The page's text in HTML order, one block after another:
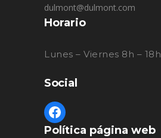
dulmont@dulmont.com
Horario
Lunes – Viernes 8h – 18h
Social
Política página web